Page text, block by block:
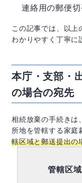
連絡用の郵便
この記事では、以上
わかりやすく丁寧に
本庁・支部・
の場合の宛先
相続放棄の手続きは
所地を管轄する家庭
轄区域と郵送提出の
管轄区域